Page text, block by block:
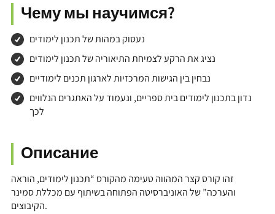
Чему мы научимся?
נעסוק במהות של תכנון לימודים
נציג את הרקע לצמיחת התיאוריה של תכנון לימודים
נבחין בין הגישות המרכזיות לארגון תכנים לימודיים
נדון בתכנון לימודים בית ספריים, ונעמוד על האתגרים הנלווים
לכך
Описание
זהו קורס קצר המהווה טעימה מהקורס “תכנון לימודים, הוראה
והערכה” של האוניברסיטה הפתוחה בשיתוף עם מכללת סמינר
הקיבוצים.